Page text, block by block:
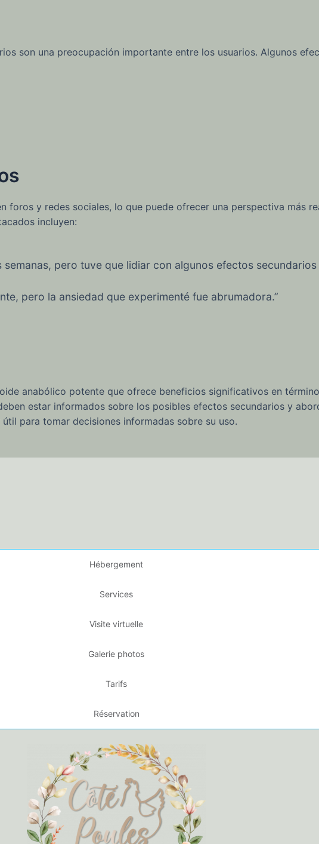
son una preocupación importante entre los usuarios. Algunos
foros y redes sociales, lo que puede ofrecer una perspectiva más
incluyen:
pero tuve que lidiar con algunos efectos secundarios
pero la ansiedad que experimenté fue abrumadora.”
anabólico potente que ofrece beneficios significativos en
estar informados sobre los posibles efectos secundarios y
para tomar decisiones informadas sobre su uso.
Hébergement
Services
Visite virtuelle
Galerie photos
Tarifs
Réservation